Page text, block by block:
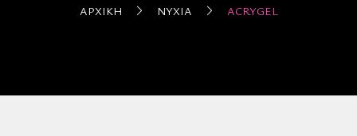
ΑΡΧΙΚΉ ΝΎΧΙΑ ACRYGEL